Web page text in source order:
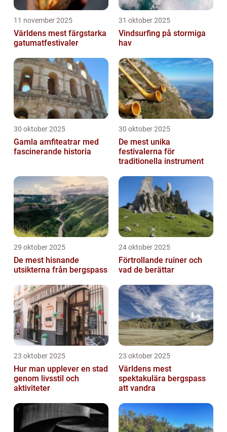
11 november 2025
Världens mest färgstarka
gatumatfestivaler
31 oktober 2025
Vindsurfing på stormiga
hav
30 oktober 2025
Gamla amfiteatrar med
fascinerande historia
30 oktober 2025
De mest unika
festivalerna för
traditionella instrument
29 oktober 2025
De mest hisnande
utsikterna från bergspass
24 oktober 2025
Förtrollande ruiner och
vad de berättar
23 oktober 2025
Hur man upplever en stad
genom livsstil och
aktiviteter
23 oktober 2025
Världens mest
spektakulära bergspass
att vandra